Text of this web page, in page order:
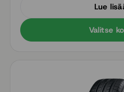
Lue
Valitse